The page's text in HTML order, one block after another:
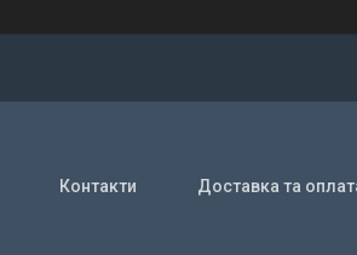
Контакти Доставка та